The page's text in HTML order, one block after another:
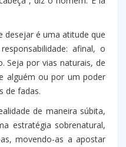
desejar é uma atitude que
afinal, o
Seja por vias naturais, de
alguém ou por um poder
de fadas.
de maneira súbita,
estratégia sobrenatural,
movendo-as a apostar